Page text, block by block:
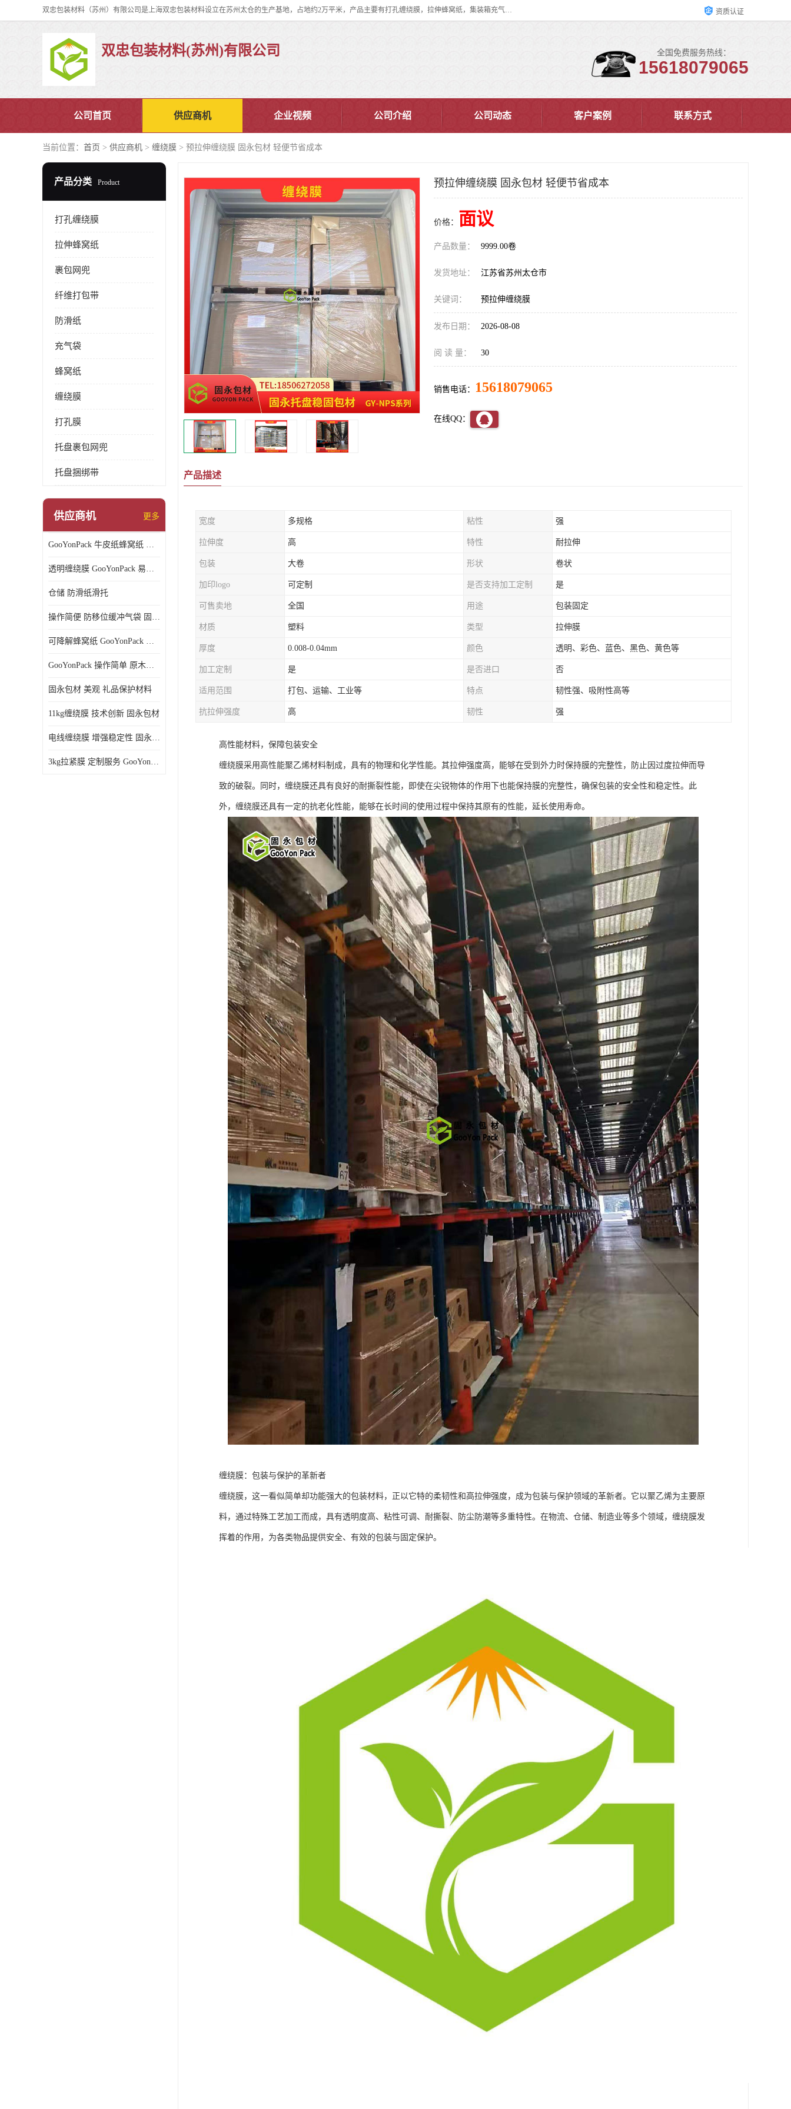
双忠包装材料（苏州）有限公司是上海双忠包装材料设立在苏州太仓的生产基地，占地约2万平米，产品主要有打孔缠绕膜，拉伸蜂窝纸，集装箱充气袋，滑托板，打包带，裹包网兜，防滑纸等箱体和托盘的运输和保护性包材。固永包材®，GooYon Pack®，是我们保护性包装材料的专属品牌。 资质认证
双忠包装材料(苏州)有限公司 全国免费服务热线：
15618079065
公司首页 供应商机 企业视频 公司介绍 公司动态 客户案例 联系方式
当前位置： 首页 > 供应商机 > 缠绕膜 > 预拉伸缠绕膜 固永包材 轻便节省成本
产品分类 Product
打孔缠绕膜
拉伸蜂窝纸
裹包网兜
纤维打包带
防滑纸
充气袋
蜂窝纸
缠绕膜
打孔膜
托盘裹包网兜
托盘捆绑带
供应商机 更多
GooYonPack 牛皮纸蜂窝纸 循环使用
透明缠绕膜 GooYonPack 易撕扯不残留
仓储 防滑纸滑托
操作简便 防移位缓冲气袋 固永包材
可降解蜂窝纸 GooYonPack 循环使用
GooYonPack 操作简单 原木浆蜂巢网格纸
固永包材 美观 礼品保护材料
11kg缠绕膜 技术创新 固永包材
电线缠绕膜 增强稳定性 固永包材
3kg拉紧膜 定制服务 GooYonPack
预拉伸缠绕膜 固永包材 轻便节省成本
价格： 面议
产品数量： 9999.00卷
发货地址： 江苏省苏州太仓市
关键词： 预拉伸缠绕膜
发布日期： 2026-08-08
阅 读 量： 30
销售电话： 15618079065
在线QQ：
产品描述
宽度 多规格 粘性 强
拉伸度 高 特性 耐拉伸
包装 大卷 形状 卷状
加印logo 可定制 是否支持加工定制 是
可售卖地 全国 用途 包装固定
材质 塑料 类型 拉伸膜
厚度 0.008-0.04mm 颜色 透明、彩色、蓝色、黑色、黄色等
加工定制 是 是否进口 否
适用范围 打包、运输、工业等 特点 韧性强、吸附性高等
抗拉伸强度 高 韧性 强
高性能材料，保障包装安全
缠绕膜采用高性能聚乙烯材料制成，具有的物理和化学性能。其拉伸强度高，能够在受到外力时保持膜的完整性，防止因过度拉伸而导
致的破裂。同时，缠绕膜还具有良好的耐撕裂性能，即使在尖锐物体的作用下也能保持膜的完整性，确保包装的安全性和稳定性。此
外，缠绕膜还具有一定的抗老化性能，能够在长时间的使用过程中保持其原有的性能，延长使用寿命。
缠绕膜：包装与保护的革新者
缠绕膜，这一看似简单却功能强大的包装材料，正以它特的柔韧性和高拉伸强度，成为包装与保护领域的革新者。它以聚乙烯为主要原
料，通过特殊工艺加工而成，具有透明度高、粘性可调、耐撕裂、防尘防潮等多重特性。在物流、仓储、制造业等多个领域，缠绕膜发
挥着的作用，为各类物品提供安全、有效的包装与固定保护。